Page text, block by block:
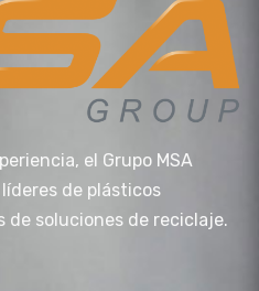
el Grupo MSA
de plásticos
de soluciones de reciclaje.